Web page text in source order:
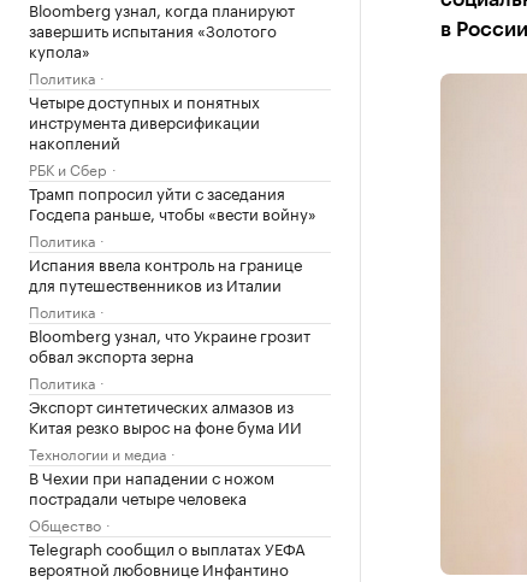
Bloomberg узнал, когда планируют
завершить испытания «Золотого
купола»
Политика
Четыре доступных и понятных
инструмента диверсификации
накоплений
РБК и Сбер
Трамп попросил уйти с заседания
Госдепа раньше, чтобы «вести войну»
Политика
Испания ввела контроль на границе
для путешественников из Италии
Политика
Bloomberg узнал, что Украине грозит
обвал экспорта зерна
Политика
Экспорт синтетических алмазов из
Китая резко вырос на фоне бума ИИ
Технологии и медиа
В Чехии при нападении с ножом
пострадали четыре человека
Общество
Telegraph сообщил о выплатах УЕФА
вероятной любовнице Инфантино
в России